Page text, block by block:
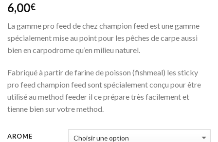
6,00€
La gamme pro feed de chez champion feed est une gamme
spécialement mise au point pour les pêches de carpe aussi
bien en carpodrome qu’en milieu naturel.
Fabriqué à partir de farine de poisson (fishmeal) les sticky
pro feed champion feed sont spécialement conçu pour être
utilisé au method feeder il ce prépare très facilement et
tienne bien sur votre method.
AROME